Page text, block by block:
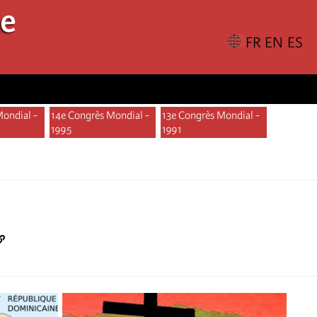
-
14e Congrès Mondial -
1995
13e Congrès Mondial -
1991